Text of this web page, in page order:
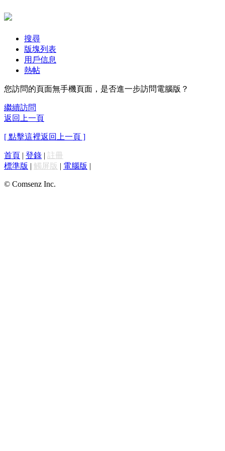
搜尋
版塊列表
用戶信息
熱帖
您訪問的頁面無手機頁面，是否進一步訪問電腦版？
繼續訪問
返回上一頁
[ 點擊這裡返回上一頁 ]
首頁 | 登錄 | 註冊
標準版 | 觸屏版 | 電腦版 |
© Comsenz Inc.